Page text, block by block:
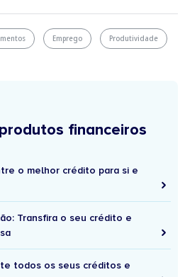
Emprego Produtividade
financeiros
o melhor crédito para si e
Transfira o seu crédito e
todos os seus créditos e